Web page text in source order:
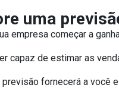
uma
empresa começar a
capaz de estimar as
fornecerá a você